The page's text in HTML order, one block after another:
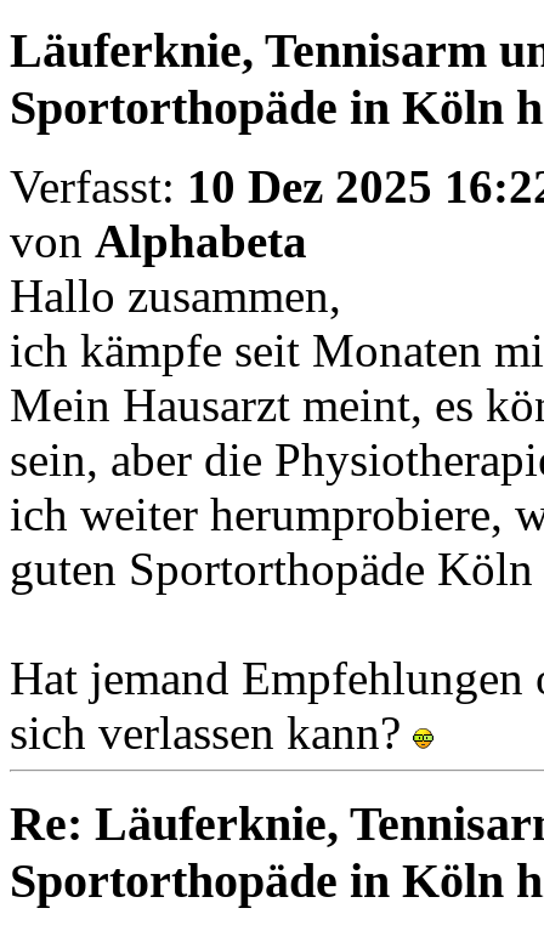
Läuferknie, Tennisarm
Sportorthopäde in Köln
Verfasst: 10 Dez 2025
von Alphabeta
Hallo zusammen,
ich kämpfe seit Monaten
Mein Hausarzt meint, es
sein, aber die
ich weiter herumprobiere,
guten Sportorthopäde Köln
Hat jemand
sich verlassen kann?
Re: Läuferknie,
Sportorthopäde in Köln